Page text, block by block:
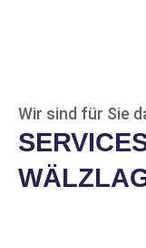
24028 CCK30/
SKF
Pendelrollenlager
Produkt-Nr.: 10016077
Wir sind für Sie